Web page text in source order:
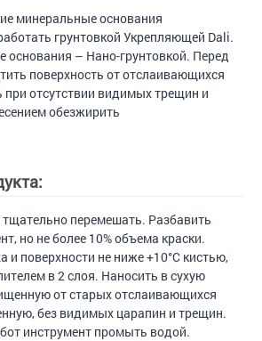
минеральные основания
грунтовкой Укрепляющей Dali.
– Нано-грунтовкой. Перед
поверхность от отслаивающихся
отсутствии видимых трещин и
обезжирить
перемешать. Разбавить
но не более 10% объема краски.
и поверхности не ниже +10°С кистью,
в 2 слоя. Наносить в сухую
от старых отслаивающихся
без видимых царапин и трещин.
инструмент промыть водой.